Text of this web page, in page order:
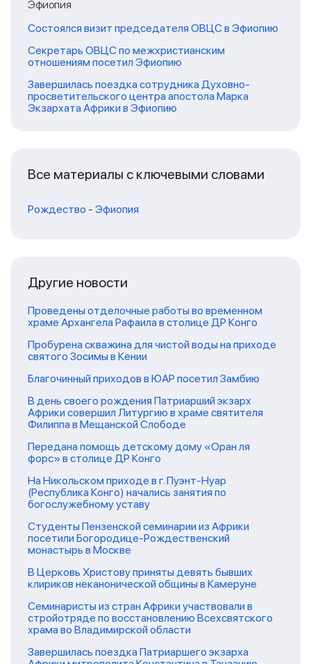
Эфиопия
Состоялся визит председателя ОВЦС в Эфиопию
Секретарь ОВЦС по межхристианским
отношениям посетил Эфиопию
Завершилась поездка сотрудника Духовно-
просветительского центра апостола Марка
Экзархата Африки в Эфиопию
Все материалы с ключевыми словами
Рождество - Эфиопия
Другие новости
Проведены отделочные работы во временном
храме Архангела Рафаила в столице ДР Конго
Пробурена скважина для чистой воды на приходе
святого Зосимы в Кении
Благочинный приходов в ЮАР посетил Замбию
В день своего рождения Патриарший экзарх
Африки совершил Литургию в храме святителя
Филиппа в Мещанской Слободе
Передана помощь детскому дому «Оран ля
форс» в столице ДР Конго
На Никольском приходе в г. Пуэнт-Нуар
(Республика Конго) начались занятия по
богослужебному уставу
Студенты Пензенской семинарии из Африки
посетили Богородице-Рождественский
монастырь в Москве
В Церковь Христову приняты девять бывших
клириков неканонической общины в Камеруне
Семинаристы из стран Африки участвовали в
стройотряде по восстановлению Всехсвятского
храма во Владимирской области
Завершилась поездка Патриаршего экзарха